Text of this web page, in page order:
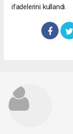
ifadelerini kullandı.